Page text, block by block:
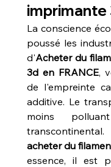
imprimante
La conscience
poussé les
d'Acheter du
3d en FRANCE,
de l'empreinte
additive. Le
moins
acheter du
essence, il est